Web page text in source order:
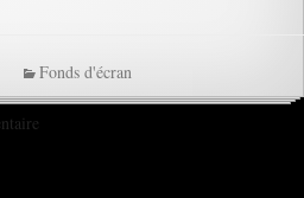
Fonds d'écran